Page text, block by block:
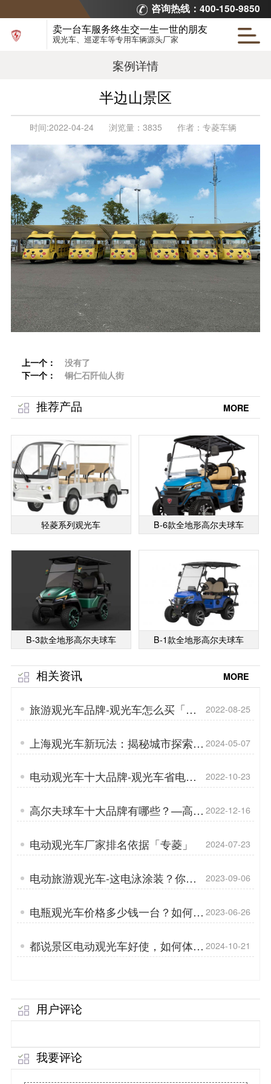
咨询热线：400-150-9850
卖一台车服务终生交一生一世的朋友
观光车、巡逻车等专用车辆源头厂家
案例详情
半边山景区
时间:2022-04-24 浏览量： 3835 作者： 专菱车辆
上一个：
没有了
下一个：
铜仁石阡仙人街
推荐产品 MORE
轻菱系列观光车 B-6款全地形高尔夫球车
B-3款全地形高尔夫球车 B-1款全地形高尔夫球车
相关资讯 MORE
旅游观光车品牌-观光车怎么买「专
菱」
2022-08-25
上海观光车新玩法：揭秘城市探索家
如何用观光车玩转魔都风光！「专
菱」
2024-05-07
电动观光车十大品牌-观光车省电技
巧「专菱」
2022-10-23
高尔夫球车十大品牌有哪些？—高尔
夫球车的作用「专菱」
2022-12-16
电动观光车厂家排名依据「专菱」 2024-07-23
电动旅游观光车-这电泳涂装？你知
道吗？「专菱」
2023-09-06
电瓶观光车价格多少钱一台？如何选
购观光车「专菱」
2023-06-26
都说景区电动观光车好使，如何体
现？「专菱」
2024-10-21
用户评论
我要评论